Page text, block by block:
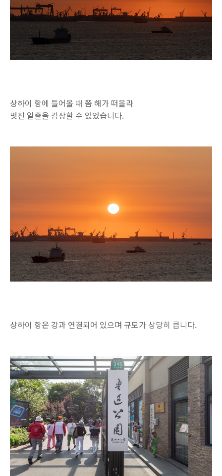
상하이 항에 들어올 때 쯤 해가 떠올라
멋진 일출을 감상할 수 있었습니다.
상하이 항은 강과 연결되어 있으며 규모가 상당히 큽니다.